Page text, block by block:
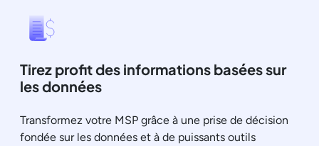
Tirez profit des informations basées sur
les données
Transformez votre MSP grâce à une prise de décision
fondée sur les données et à de puissants outils